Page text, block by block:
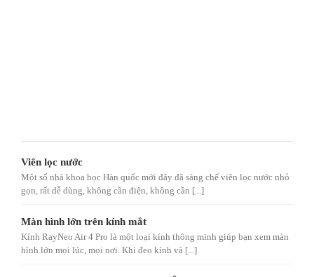
Viên lọc nước
Một số nhà khoa học Hàn quốc mới đây đã sáng chế viên lọc nước nhỏ
gọn, rất dễ dùng, không cần điện, không cần [...]
Màn hình lớn trên kính mắt
Kính RayNeo Air 4 Pro là một loại kính thông minh giúp bạn xem màn
hình lớn mọi lúc, mọi nơi. Khi đeo kính và [...]